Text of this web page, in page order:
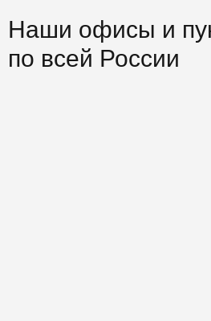
Наши офисы и
по всей России